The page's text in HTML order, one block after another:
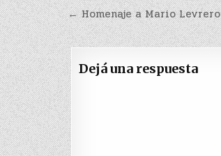
Navegación
de
entradas
← Homenaje a Mario Levrero
Dejá una respuesta